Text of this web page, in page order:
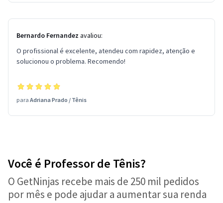
Bernardo Fernandez avaliou:
O profissional é excelente, atendeu com rapidez, atenção e
solucionou o problema. Recomendo!
para Adriana Prado / Tênis
Você é Professor de Tênis?
O GetNinjas recebe mais de 250 mil pedidos
por mês e pode ajudar a aumentar sua renda